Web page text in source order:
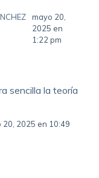
mayo 20,
2025 en
1:22 pm
sencilla la teoría
20, 2025 en 10:49